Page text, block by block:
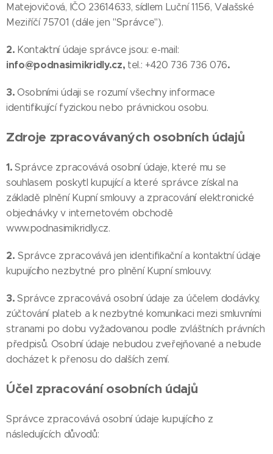
Matejovičová, IČO 23614633, sídlem Luční 1156, Valašské
Meziříčí 75701 (dále jen "Správce").
2. Kontaktní údaje správce jsou: e-mail:
info@podnasimikridly.cz, tel.: +420 736 736 076.
3.Osobními údaji se rozumí všechny informace
identifikující fyzickou nebo právnickou osobu.
Zdroje zpracovávaných osobních údajů
1.Správce zpracovává osobní údaje, které mu se
souhlasem poskytl kupující a které správce získal na
základě plnění Kupní smlouvy a zpracování elektronické
objednávky v internetovém obchodě
www.podnasimikridly.cz.
2. Správce zpracovává jen identifikační a kontaktní údaje
kupujícího nezbytné pro plnění Kupní smlouvy.
3.Správce zpracovává osobní údaje za účelem dodávky,
zúčtování plateb a k nezbytné komunikaci mezi smluvními
stranami po dobu vyžadovanou podle zvláštních právních
předpisů. Osobní údaje nebudou zveřejňované a nebude
docházet k přenosu do dalších zemí.
Účel zpracování osobních údajů
Správce zpracovává osobní údaje kupujícího z
následujících důvodů: